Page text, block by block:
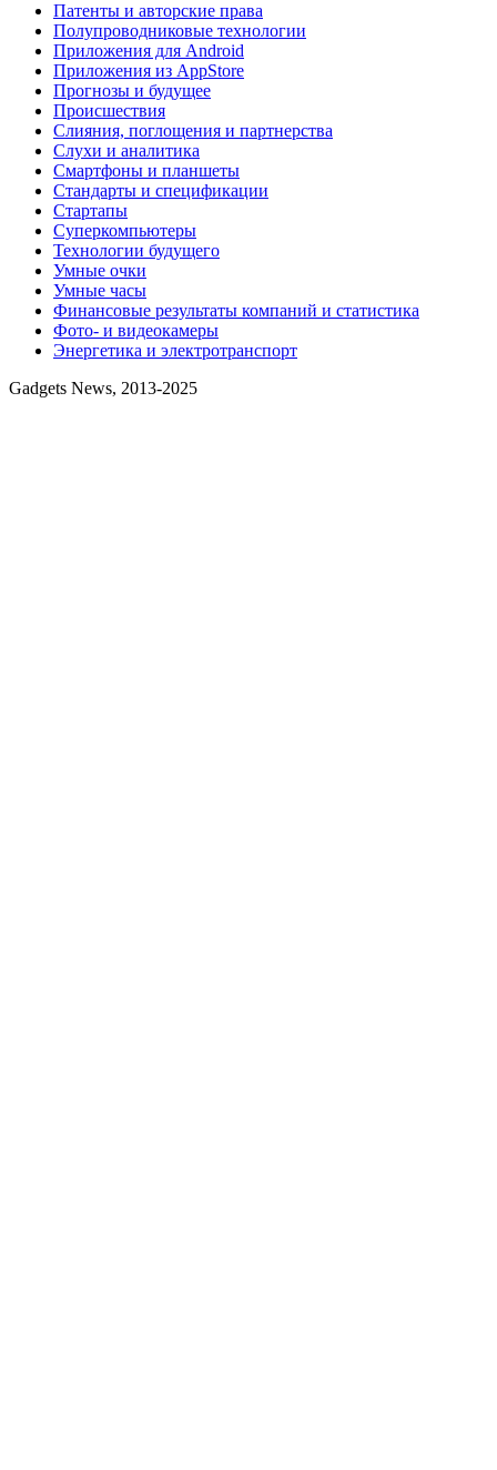
Патенты и авторские права
Полупроводниковые технологии
Приложения для Android
Приложения из AppStore
Прогнозы и будущее
Происшествия
Слияния, поглощения и партнерства
Слухи и аналитика
Смартфоны и планшеты
Стандарты и спецификации
Стартапы
Суперкомпьютеры
Технологии будущего
Умные очки
Умные часы
Финансовые результаты компаний и статистика
Фото- и видеокамеры
Энергетика и электротранспорт
Gadgets News, 2013-2025